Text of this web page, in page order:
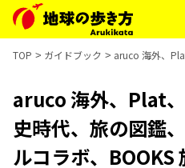
TOP ガイドブック aruco 海外、
aruco 海外、Plat
史時代、旅の図鑑
ルコラボ、BOOKS